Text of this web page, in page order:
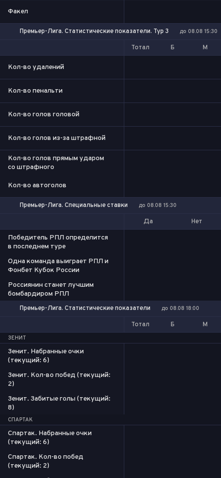
Факел
Премьер-Лига. Статистические показатели. Тур 3 до 08.08 15:30
Тотал Б М
Кол-во удалений
Кол-во пенальти
Кол-во голов головой
Кол-во голов из-за штрафной
Кол-во голов прямым ударом
со штрафного
Кол-во автоголов
Премьер-Лига. Специальные ставки до 08.08 15:30
Да Нет
Победитель РПЛ определится
в последнем туре
Одна команда выиграет РПЛ и
Фонбет Кубок России
Россиянин станет лучшим
бомбардиром РПЛ
Премьер-Лига. Статистические показатели до 08.08 18:00
Тотал Б М
ЗЕНИТ
Зенит. Набранные очки
(текущий: 6)
Зенит. Кол-во побед (текущий:
2)
Зенит. Забитые голы (текущий:
8)
СПАРТАК
Спартак. Набранные очки
(текущий: 6)
Спартак. Кол-во побед
(текущий: 2)